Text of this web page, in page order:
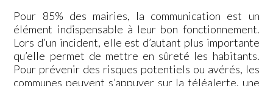
Pour 85% des mairies, la communication est un
élément indispensable à leur bon fonctionnement.
Lors d’un incident, elle est d’autant plus importante
qu’elle permet de mettre en sûreté les habitants.
Pour prévenir des risques potentiels ou avérés, les
communes peuvent s’appuyer sur la téléalerte, une